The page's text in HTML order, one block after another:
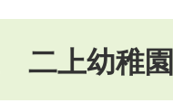
二上幼稚園